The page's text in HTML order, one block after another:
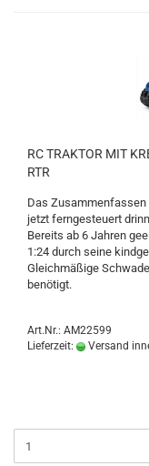
RC TRAKTOR MIT
RTR
Das Zusammenfassen
jetzt ferngesteuert
Bereits ab 6 Jahren
1:24 durch seine
Gleichmäßige
benötigt.
Art.Nr.: AM22599
Lieferzeit:
Versand